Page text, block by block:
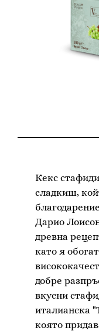
Кекс
сладкиш,
Дарио
древна
като я
добре
вкусни
италианска
която